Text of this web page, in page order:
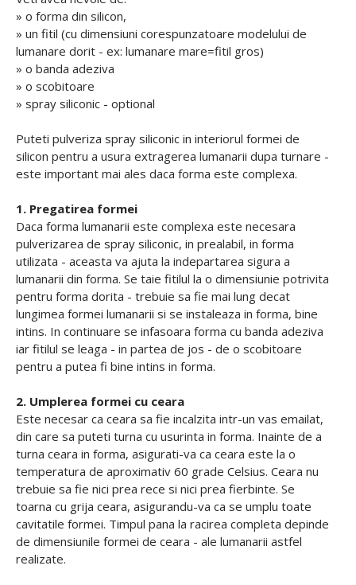
» o forma din silicon,
» un fitil (cu dimensiuni corespunzatoare modelului de
lumanare dorit - ex: lumanare mare=fitil gros)
» o banda adeziva
» o scobitoare
» spray siliconic - optional
Puteti pulveriza spray siliconic in interiorul formei de
silicon pentru a usura extragerea lumanarii dupa turnare -
este important mai ales daca forma este complexa.
1. Pregatirea formei
Daca forma lumanarii este complexa este necesara
pulverizarea de spray siliconic, in prealabil, in forma
utilizata - aceasta va ajuta la indepartarea sigura a
lumanarii din forma. Se taie fitilul la o dimensiunie potrivita
pentru forma dorita - trebuie sa fie mai lung decat
lungimea formei lumanarii si se instaleaza in forma, bine
intins. In continuare se infasoara forma cu banda adeziva
iar fitilul se leaga - in partea de jos - de o scobitoare
pentru a putea fi bine intins in forma.
2. Umplerea formei cu ceara
Este necesar ca ceara sa fie incalzita intr-un vas emailat,
din care sa puteti turna cu usurinta in forma. Inainte de a
turna ceara in forma, asigurati-va ca ceara este la o
temperatura de aproximativ 60 grade Celsius. Ceara nu
trebuie sa fie nici prea rece si nici prea fierbinte. Se
toarna cu grija ceara, asigurandu-va ca se umplu toate
cavitatile formei. Timpul pana la racirea completa depinde
de dimensiunile formei de ceara - ale lumanarii astfel
realizate.